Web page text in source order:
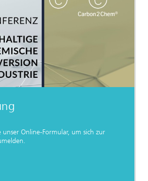
unser Online-Formular, um sich zur